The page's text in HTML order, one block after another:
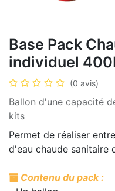
Base Pack
individuel
(0 avis)
Ballon d'une capacité
kits
Permet de réaliser
d'eau chaude sanitaire
Contenu du pack :